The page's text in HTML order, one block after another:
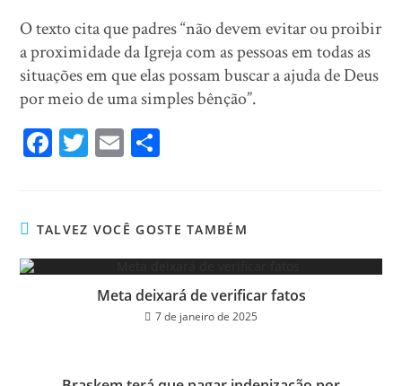
O texto cita que padres “não devem evitar ou proibir
a proximidade da Igreja com as pessoas em todas as
situações em que elas possam buscar a ajuda de Deus
por meio de uma simples bênção”.
Fa
ok
T
er
E
TALVEZ VOCÊ GOSTE TAMBÉM
Meta deixará de verificar fatos
7 de janeiro de 2025